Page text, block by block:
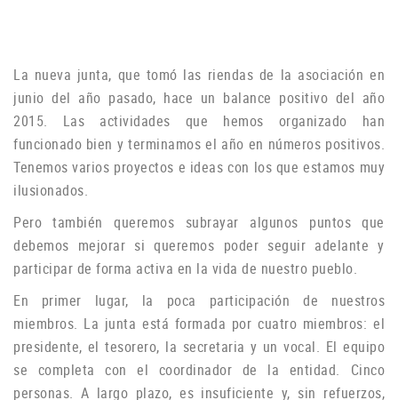
La nueva junta, que tomó las riendas de la asociación en
junio del año pasado, hace un balance positivo del año
2015. Las actividades que hemos organizado han
funcionado bien y terminamos el año en números positivos.
Tenemos varios proyectos e ideas con los que estamos muy
ilusionados.
Pero también queremos subrayar algunos puntos que
debemos mejorar si queremos poder seguir adelante y
participar de forma activa en la vida de nuestro pueblo.
En primer lugar, la poca participación de nuestros
miembros. La junta está formada por cuatro miembros: el
presidente, el tesorero, la secretaria y un vocal. El equipo
se completa con el coordinador de la entidad. Cinco
personas. A largo plazo, es insuficiente y, sin refuerzos,